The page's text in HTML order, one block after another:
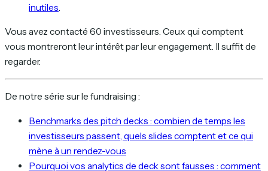
inutiles
Vous avez contacté 60 investisseurs. Ceux qui comptent
vous montreront leur intérêt par leur engagement. Il suffit de
regarder.
De notre série sur le fundraising :
Benchmarks des pitch decks : combien de temps les
investisseurs passent, quels slides comptent et ce qui
mène à un rendez-vous
Pourquoi vos analytics de deck sont fausses : comment